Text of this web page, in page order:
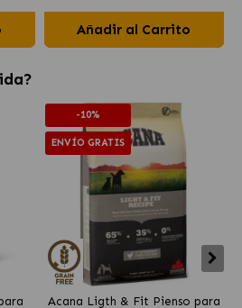
Añadir al Carrito
-10%
ENVÍO GRATIS
Acana Ligth & Fit Pienso para